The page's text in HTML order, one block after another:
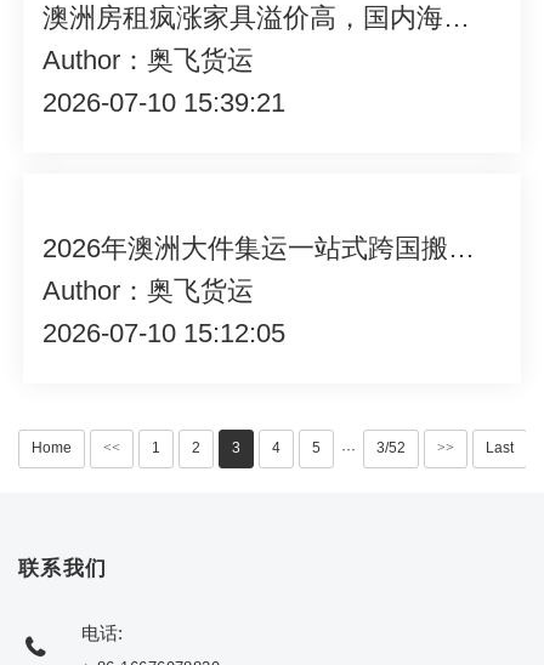
澳洲房租疯涨家具溢价高，国内海运家具选深圳奥飞货运早回本
Author：奥飞货运
2026-07-10 15:39:21
2026年澳洲大件集运一站式跨国搬家服务靠谱专业服务商推荐
Author：奥飞货运
2026-07-10 15:12:05
Home << 1 2 3 4 5 ··· 3/52 >> Last
联系我们
电话: